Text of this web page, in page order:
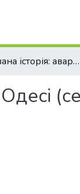
Зруйнована історія: аварійні будівлі в Одесі (серія журналістських матеріалів)